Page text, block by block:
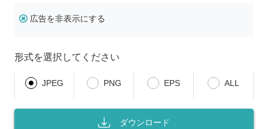
広告を非表示にする
形式を選択してください
JPEG PNG EPS ALL
ダウンロード